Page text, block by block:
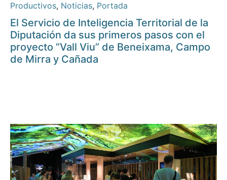
Productivos, Noticias, Portada
El Servicio de Inteligencia Territorial de la
Diputación da sus primeros pasos con el
proyecto “Vall Viu” de Beneixama, Campo
de Mirra y Cañada